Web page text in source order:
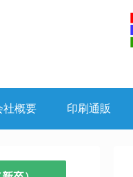
社概要 印刷通販